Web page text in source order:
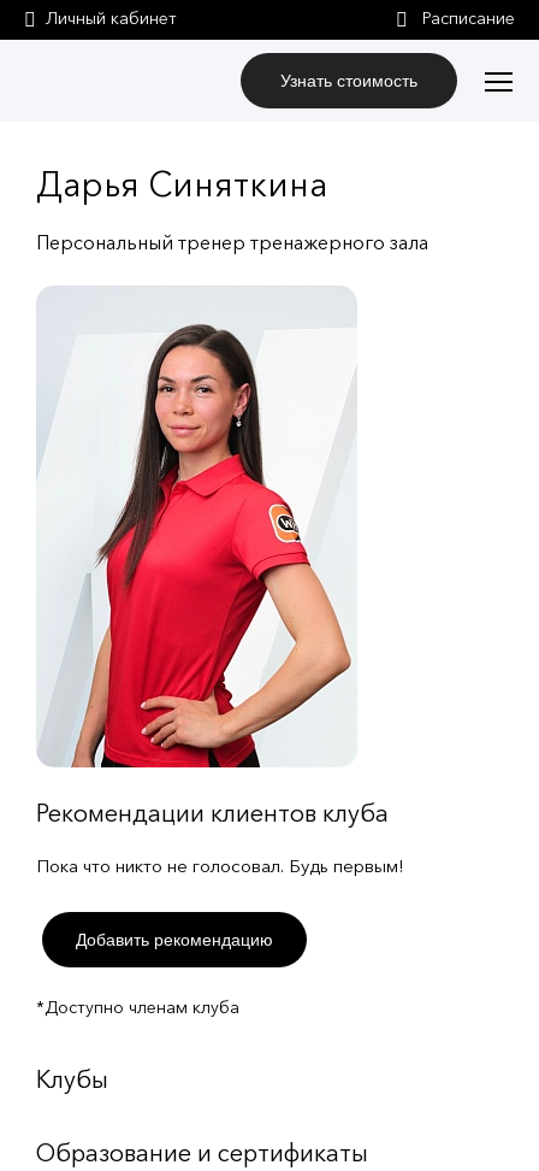
Личный кабинет
Узнать стоимость
Дарья Синяткина
Персональный тренер тренажерного зала
Рекомендации клиентов клуба
Пока что никто не голосовал. Будь первым!
Добавить рекомендацию
*Доступно членам клуба
Клубы
Образование и сертификаты